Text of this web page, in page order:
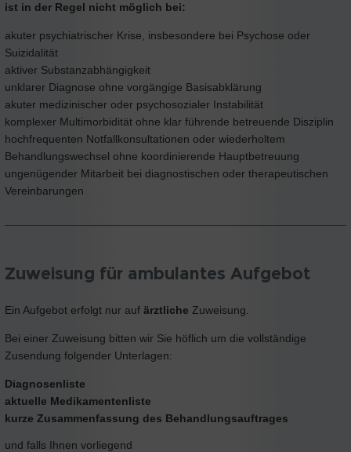
ist in der Regel nicht möglich bei:
akuter psychiatrischer Krise, insbesondere bei Psychose oder
Suizidalität
aktiver Substanzabhängigkeit
unklarer Diagnose ohne vorgängige Basisabklärung
akuter medizinischer oder psychosozialer Instabilität
komplexer Multimorbidität ohne klar führende betreuende Disziplin
hochfrequenten Notfallkonsultationen oder wiederholtem
Behandlungswechsel ohne koordinierende Hauptbetreuung
ungenügender Mitarbeit bei diagnostischen oder therapeutischen
Vereinbarungen
Zuweisung für ambulantes Aufgebot
Ein Aufgebot erfolgt nur auf ärztliche Zuweisung.
Bei einer Zuweisung bitten wir Sie höflich um die vollständige
Zusendung folgender Unterlagen:
Diagnosenliste
aktuelle Medikamentenliste
kurze Zusammenfassung des Behandlungsauftrages
und falls Ihnen vorliegend